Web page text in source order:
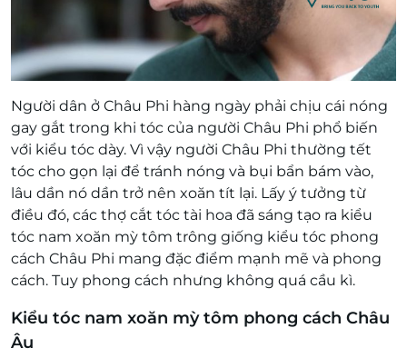
Người dân ở Châu Phi hàng ngày phải chịu cái nóng
gay gắt trong khi tóc của người Châu Phi phổ biến
với kiểu tóc dày. Vì vậy người Châu Phi thường tết
tóc cho gọn lại để tránh nóng và bụi bẩn bám vào,
lâu dần nó dần trở nên xoăn tít lại. Lấy ý tưởng từ
điều đó, các thợ cắt tóc tài hoa đã sáng tạo ra kiểu
tóc nam xoăn mỳ tôm trông giống kiểu tóc phong
cách Châu Phi mang đặc điểm mạnh mẽ và phong
cách. Tuy phong cách nhưng không quá cầu kì.
Kiểu tóc nam xoăn mỳ tôm phong cách Châu
Âu